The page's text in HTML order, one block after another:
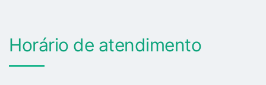
Horário de atendimento